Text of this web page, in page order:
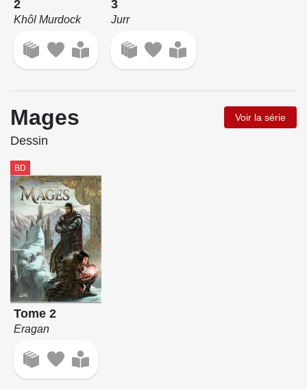
2
Khôl Murdock
3
Jurr
Mages Voir la série
Dessin
BD
Tome 2
Eragan